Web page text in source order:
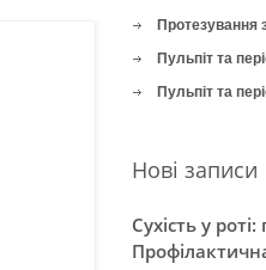
Протезування
Пульпіт та
Пульпіт та
Нові записи
Сухість у